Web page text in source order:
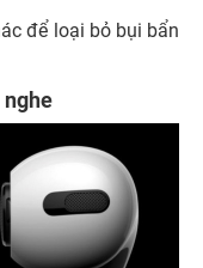
để loại bỏ bụi bẩn